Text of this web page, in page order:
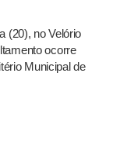
(20), no Velório
ocorre
Municipal de